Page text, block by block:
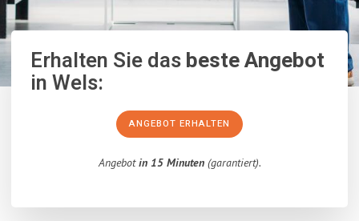
Erhalten Sie dasbeste Angebot
in Wels:
ANGEBOT ERHALTEN
Angebotin 15 Minuten(garantiert).